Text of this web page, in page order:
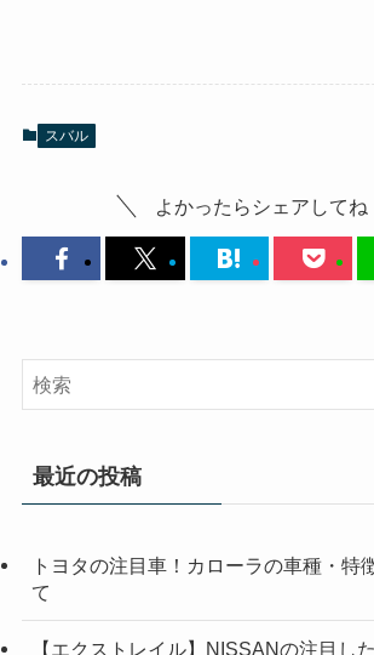
スバル
よかったらシェアしてね
最近の投稿
トヨタの注目車！カローラの車種・特
て
【エクストレイル】NISSANの注目し